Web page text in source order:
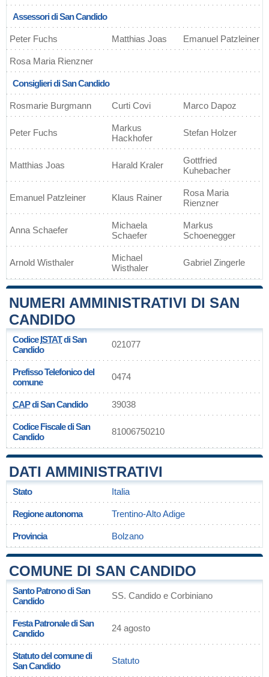
Assessori di San Candido
Peter Fuchs Matthias Joas Emanuel Patzleiner
Rosa Maria Rienzner
Consiglieri di San Candido
Rosmarie Burgmann Curti Covi Marco Dapoz
Peter Fuchs
Markus
Hackhofer
Stefan Holzer
Matthias Joas Harald Kraler
Gottfried
Kuhebacher
Emanuel Patzleiner Klaus Rainer
Rosa Maria
Rienzner
Anna Schaefer
Michaela
Schaefer
Markus
Schoenegger
Arnold Wisthaler
Michael
Wisthaler
Gabriel Zingerle
NUMERI AMMINISTRATIVI DI SAN
CANDIDO
CodiceISTATdi San
Candido
021077
Prefisso Telefonico del
comune
0474
CAPdi San Candido 39038
Codice Fiscale di San
Candido
81006750210
DATI AMMINISTRATIVI
Stato Italia
Regione autonoma Trentino-Alto Adige
Provincia Bolzano
COMUNE DI SAN CANDIDO
Santo Patrono di San
Candido
SS. Candido e Corbiniano
Festa Patronale di San
Candido
24 agosto
Statuto del comune di
San Candido
Statuto